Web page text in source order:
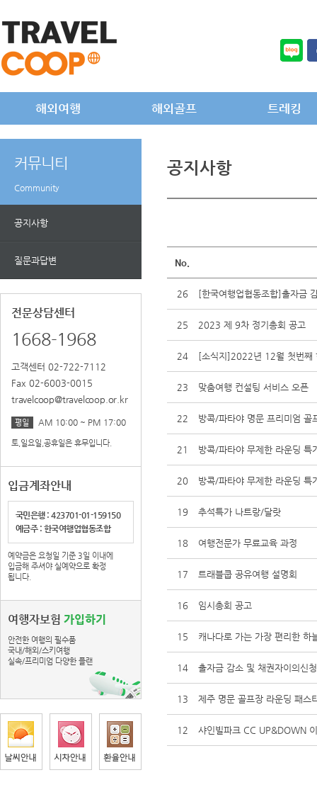
해외여행 해외골프 트레킹
커뮤니티
Community
공지사항
질문과답변
전문상담센터
1668-1968
고객센터 02-722-7112
Fax 02-6003-0015
travelcoop@travelcoop.or.kr
평일 AM 10:00 ~ PM 17:00
토,일요일,공휴일은 휴무입니다.
입금계좌안내
국민은행 : 423701-01-159150
예금주 : 한국여행업협동조합
예약금은 요청일 기준 3일 이내에
입금해 주셔야 실예약으로 확정
됩니다.
여행자보험 가입하기
안전한 여행의 필수품
국내/해외/스키여행
실속/프리미엄 다양한 플랜
공지사항
No.
26 [한국여행업협동조합]출자금
25 2023 제 9차 정기총회 공고
24 [소식지]2022년 12월 첫번째
23 맞춤여행 컨설팅 서비스 오픈
22 방콕/파타야 명문 프리미엄 골
21 방콕/파타야 무제한 라운딩 특
20 방콕/파타야 무제한 라운딩 특
19 추석특가 나트랑/달랏
18 여행전문가 무료교육 과정
17 트래블쿱 공유여행 설명회
16 임시총회 공고
15 캐나다로 가는 가장 편리한 하
14 출자금 감소 및 채권자이의신
13 제주 명문 골프장 라운딩 패스
12 샤인빌파크 CC UP&DOWN